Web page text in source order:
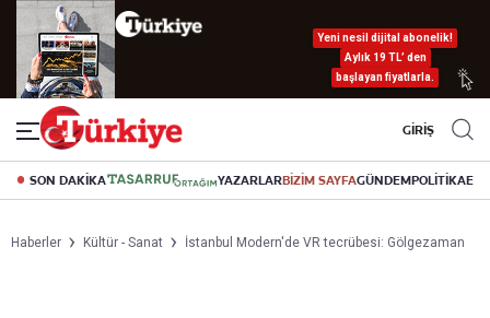
Yeni nesil dijital abonelik!
Aylık 19 TL’ den
başlayan fiyatlarla.
GİRİŞ
SON DAKİKA YAZARLARBİZİM SAYFAGÜNDEMPOLİTİKA
Haberler Kültür - Sanat İstanbul Modern'de VR tecrübesi: Gölgezaman